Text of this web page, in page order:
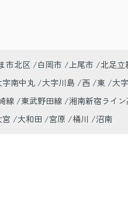
市北区 白岡市 上尾市 北足立
字南中丸 大字川島 西 東
大
線 東武野田線 湘南新宿ライ
宮 大和田 宮原 桶川 沼南